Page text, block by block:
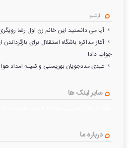
آرشیو
آیا می دانستید این خانم زن اول رضا
آغاز مذاکره باشگاه استقلال برای
جواب داد!
عیدی مددجویان بهزیستی و کمیته امداد
سایر لینک ها
درباره ما